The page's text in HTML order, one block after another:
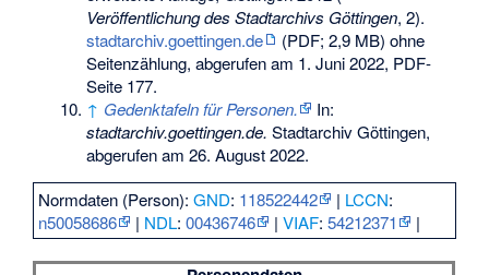
Veröffentlichung des Stadtarchivs Göttingen, 2).
stadtarchiv.goettingen.de
(PDF; 2,9 MB) ohne
Seitenzählung, abgerufen am 1. Juni 2022, PDF-
Seite 177.
↑ Gedenktafeln für Personen.
In:
stadtarchiv.goettingen.de. Stadtarchiv Göttingen,
abgerufen am 26. August 2022.
Normdaten (Person):GND: 118522442 | LCCN:
n50058686
| NDL:00436746 |VIAF:54212371 |